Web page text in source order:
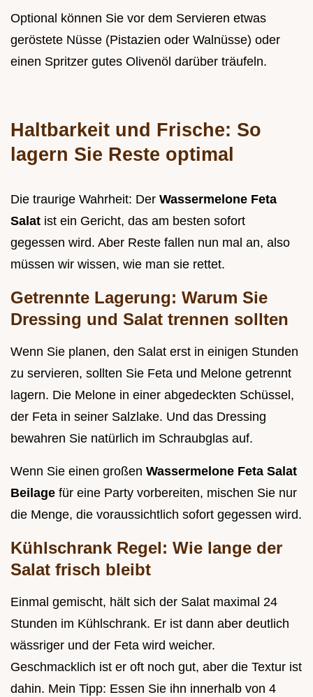
Optional können Sie vor dem Servieren etwas
geröstete Nüsse (Pistazien oder Walnüsse) oder
einen Spritzer gutes Olivenöl darüber träufeln.
Haltbarkeit und Frische: So
lagern Sie Reste optimal
Die traurige Wahrheit: Der Wassermelone Feta
Salat ist ein Gericht, das am besten sofort
gegessen wird. Aber Reste fallen nun mal an, also
müssen wir wissen, wie man sie rettet.
Getrennte Lagerung: Warum Sie
Dressing und Salat trennen sollten
Wenn Sie planen, den Salat erst in einigen Stunden
zu servieren, sollten Sie Feta und Melone getrennt
lagern. Die Melone in einer abgedeckten Schüssel,
der Feta in seiner Salzlake. Und das Dressing
bewahren Sie natürlich im Schraubglas auf.
Wenn Sie einen großen Wassermelone Feta Salat
Beilage für eine Party vorbereiten, mischen Sie nur
die Menge, die voraussichtlich sofort gegessen wird.
Kühlschrank Regel: Wie lange der
Salat frisch bleibt
Einmal gemischt, hält sich der Salat maximal 24
Stunden im Kühlschrank. Er ist dann aber deutlich
wässriger und der Feta wird weicher.
Geschmacklich ist er oft noch gut, aber die Textur ist
dahin. Mein Tipp: Essen Sie ihn innerhalb von 4